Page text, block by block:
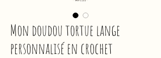
Mon doudou tortue lange
personnalisé en crochet